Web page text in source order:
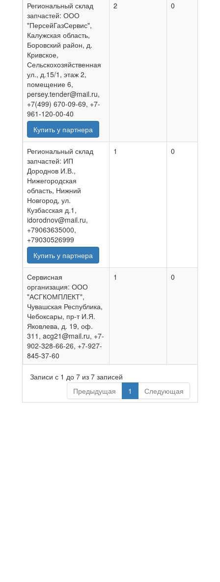
Региональный склад
запчастей: ООО
"ПерсейГазСервис",
Калужская область,
Боровский район, д.
Кривское,
Сельскохозяйственная
ул., д.15/1, этаж 2,
помещение 6,
persey.tender@mail.ru,
+7(499) 670-09-69, +7-
961-120-00-40
Купить у партнера
2 0
Региональный склад
запчастей: ИП
Дороднов И.В.,
Нижегородская
область, Нижний
Новгород, ул.
Кузбасская д.1,
idorodnov@mail.ru,
+79063635000,
+79030526999
Купить у партнера
1 0
Сервисная
организация: ООО
"АСГКОМПЛЕКТ",
Чувашская Республика,
Чебоксары, пр-т И.Я.
Яковлева, д. 19, оф.
311, acg21@mail.ru, +7-
902-328-66-26, +7-927-
845-37-60
1 0
Записи с 1 до 7 из 7 записей
Предыдущая
1 Следующая